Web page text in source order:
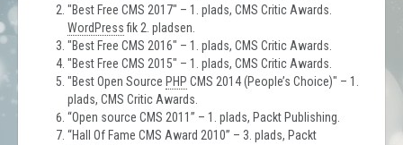
"Best Free CMS 2017" – 1. plads, CMS Critic Awards.
WordPressfik 2. pladsen.
"Best Free CMS 2016" – 1. plads, CMS Critic Awards.
"Best Free CMS 2015" – 1. plads, CMS Critic Awards.
"Best Open Source PHP CMS 2014 (People’s Choice)" – 1.
plads, CMS Critic Awards.
“Open source CMS 2011” – 1. plads, Packt Publishing.
“Hall Of Fame CMS Award 2010” – 3. plads, Packt